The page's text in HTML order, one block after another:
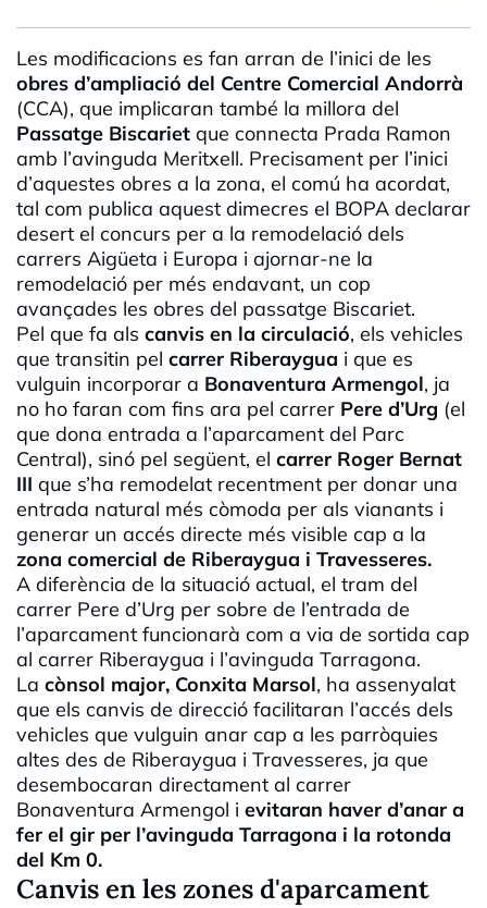
Les modificacions es fan arran de l’inici de les
obres d’ampliació del Centre Comercial Andorrà
(CCA), que implicaran també la millora del
Passatge Biscariet que connecta Prada Ramon
amb l’avinguda Meritxell. Precisament per l’inici
d’aquestes obres a la zona, el comú ha acordat,
tal com publica aquest dimecres el BOPA declarar
desert el concurs per a la remodelació dels
carrers Aigüeta i Europa i ajornar-ne la
remodelació per més endavant, un cop
avançades les obres del passatge Biscariet.
Pel que fa als canvis en la circulació, els vehicles
que transitin pel carrer Riberaygua i que es
vulguin incorporar a Bonaventura Armengol, ja
no ho faran com fins ara pel carrer Pere d’Urg (el
que dona entrada a l’aparcament del Parc
Central), sinó pel següent, el carrer Roger Bernat
III que s’ha remodelat recentment per donar una
entrada natural més còmoda per als vianants i
generar un accés directe més visible cap a la
zona comercial de Riberaygua i Travesseres.
A diferència de la situació actual, el tram del
carrer Pere d’Urg per sobre de l’entrada de
l’aparcament funcionarà com a via de sortida cap
al carrer Riberaygua i l’avinguda Tarragona.
La cònsol major, Conxita Marsol, ha assenyalat
que els canvis de direcció facilitaran l’accés dels
vehicles que vulguin anar cap a les parròquies
altes des de Riberaygua i Travesseres, ja que
desembocaran directament al carrer
Bonaventura Armengol i evitaran haver d’anar a
fer el gir per l’avinguda Tarragona i la rotonda
del Km 0.
Canvis en les zones d'aparcament